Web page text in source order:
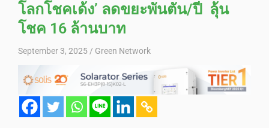
โลกโชคเด้ง’ ลดขยะพันตัน/ปี ลุ้น
โชค 16 ล้านบาท
September 3, 2025 Green Network